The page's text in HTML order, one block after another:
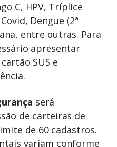
C, HPV, Tríplice
Dengue (2ª
entre outras. Para
apresentar
SUS e
será
de carteiras de
de 60 cadastros.
variam conforme